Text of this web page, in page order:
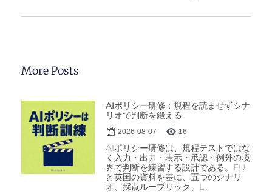
More Posts
AIポリシー研修：規程を読ませずシナ
リオで判断を鍛える
2026-08-07 16
AIポリシー研修は、規程テストではな
く入力・出力・表示・承認・例外の境
界で判断を練習する設計である。EU
と英国の資料を基に、五つのシナリ
オ、採点ルーブリック、L…